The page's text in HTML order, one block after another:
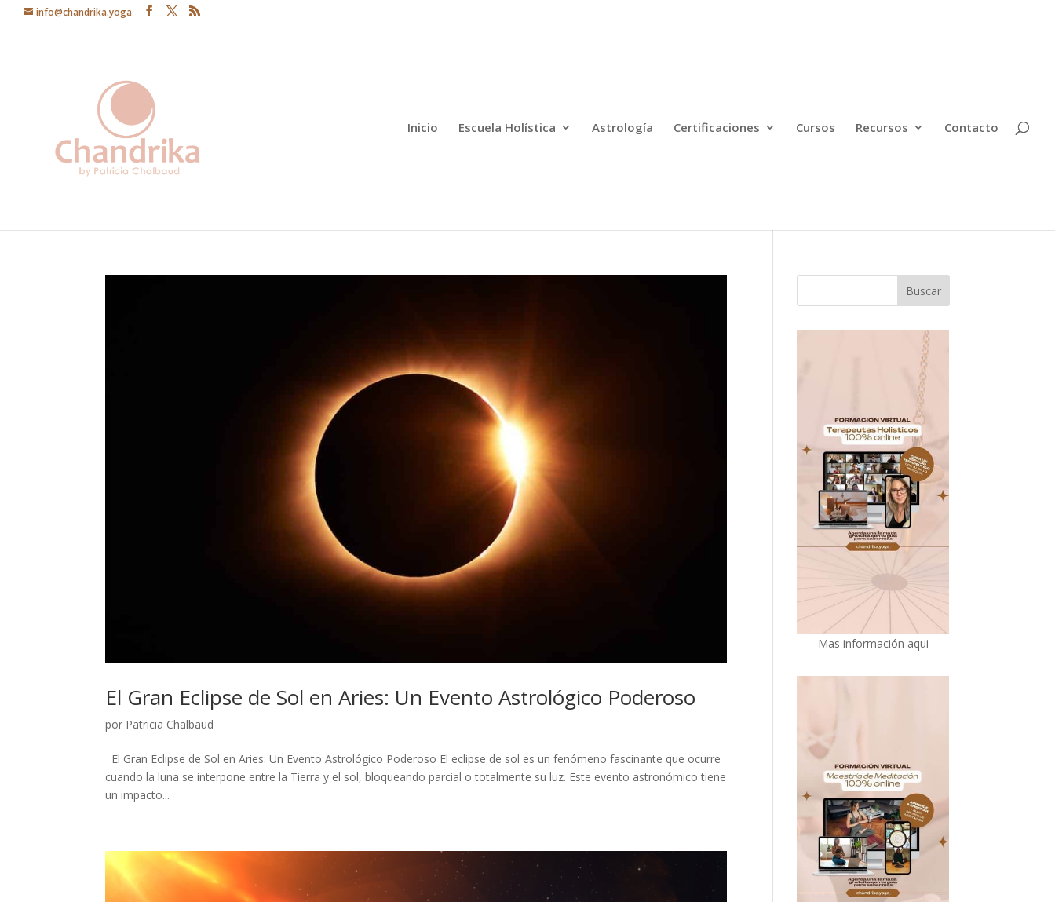
info@chandrika.yoga
Inicio Escuela Holística Astrología Certificaciones Cursos Recursos Contacto
El Gran Eclipse de Sol en Aries: Un Evento Astrológico Poderoso
por Patricia Chalbaud
El Gran Eclipse de Sol en Aries: Un Evento Astrológico Poderoso El eclipse de sol es un fenómeno fascinante que ocurre
cuando la luna se interpone entre la Tierra y el sol, bloqueando parcial o totalmente su luz. Este evento astronómico tiene
un impacto...
Mas información aqui